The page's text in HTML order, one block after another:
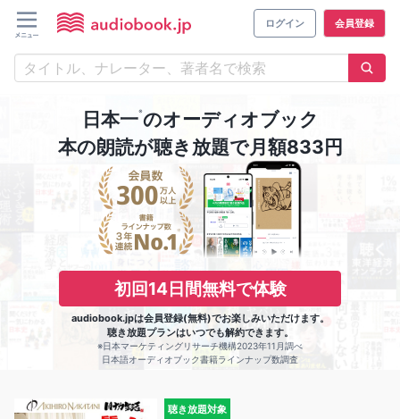
ログイン 会員登録
日本一※のオーディオブック
本の朗読が聴き放題で月額833円
初回14日間無料で体験
audiobook.jpは会員登録(無料)でお楽しみいただけます。
聴き放題プランはいつでも解約できます。
※日本マーケティングリサーチ機構2023年11月調べ
日本語オーディオブック書籍ラインナップ数調査
聴き放題対象